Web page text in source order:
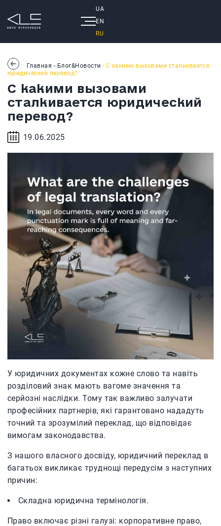
UA
EN
RU
Главная - Блог&Новости - С какими вызовами сталкивается
юридический перевод?
С какими вызовами
сталкивается юридический
перевод?
19.06.2025
У юридичних документах кожне слово та навіть
розділовий знак мають вагоме значення та
серйозні наслідки. Тому так важливо залучати
професійних партнерів, які гарантовано нададуть
точний та зрозумілий переклад, що відповідає
вимогам законодавства.
З нашого власного досвіду, юридичний переклад в
багатьох викликає труднощі передусім з наступних
причин:
Складна юридична термінологія.
Право включає різні галузі: корпоративне право,